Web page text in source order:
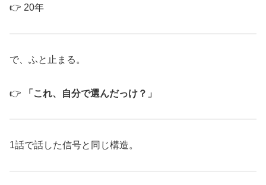
👉 20年
で、ふと止まる。
👉 「これ、自分で選んだっけ？」
1話で話した信号と同じ構造。